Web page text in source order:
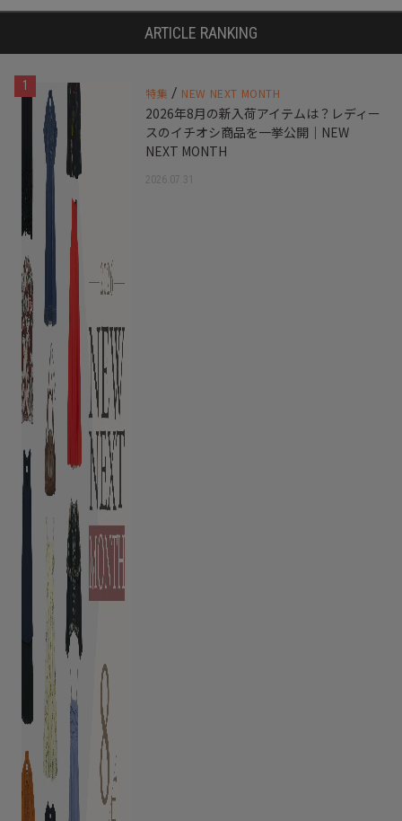
ARTICLE RANKING
1 特集 / NEW NEXT MONTH
2026年8月の新入荷アイテムは？レディー
スのイチオシ商品を一挙公開｜NEW
NEXT MONTH
2026.07.31